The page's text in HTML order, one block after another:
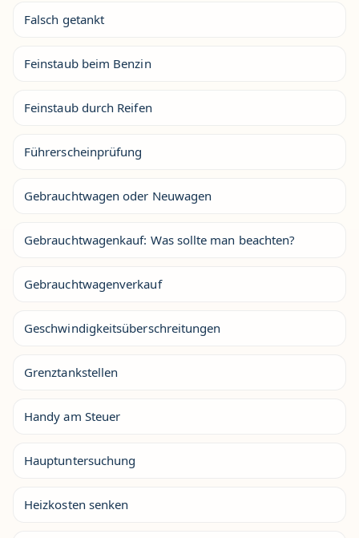
Falsch getankt
Feinstaub beim Benzin
Feinstaub durch Reifen
Führerscheinprüfung
Gebrauchtwagen oder Neuwagen
Gebrauchtwagenkauf: Was sollte man beachten?
Gebrauchtwagenverkauf
Geschwindigkeitsüberschreitungen
Grenztankstellen
Handy am Steuer
Hauptuntersuchung
Heizkosten senken